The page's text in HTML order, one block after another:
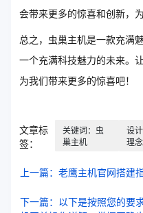
会带来更多的惊喜和创新，
总之，虫巢主机是一款充满
一个充满科技魅力的未来。
为我们带来更多的惊喜吧！
文章标
签：
关键词：虫
巢主机
设计
理念
上一篇：老鹰主机官网搭建
下一篇：以下是按照您的要